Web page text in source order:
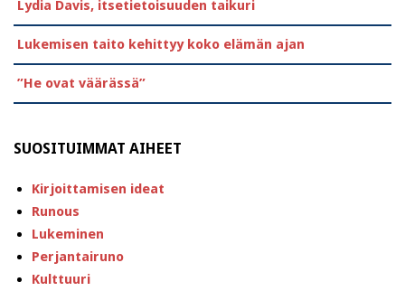
Lydia Davis, itsetietoisuuden taikuri
Lukemisen taito kehittyy koko elämän ajan
”He ovat väärässä”
SUOSITUIMMAT AIHEET
Kirjoittamisen ideat
Runous
Lukeminen
Perjantairuno
Kulttuuri